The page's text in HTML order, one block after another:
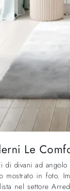
Le
divani ad
in foto.
nel settore